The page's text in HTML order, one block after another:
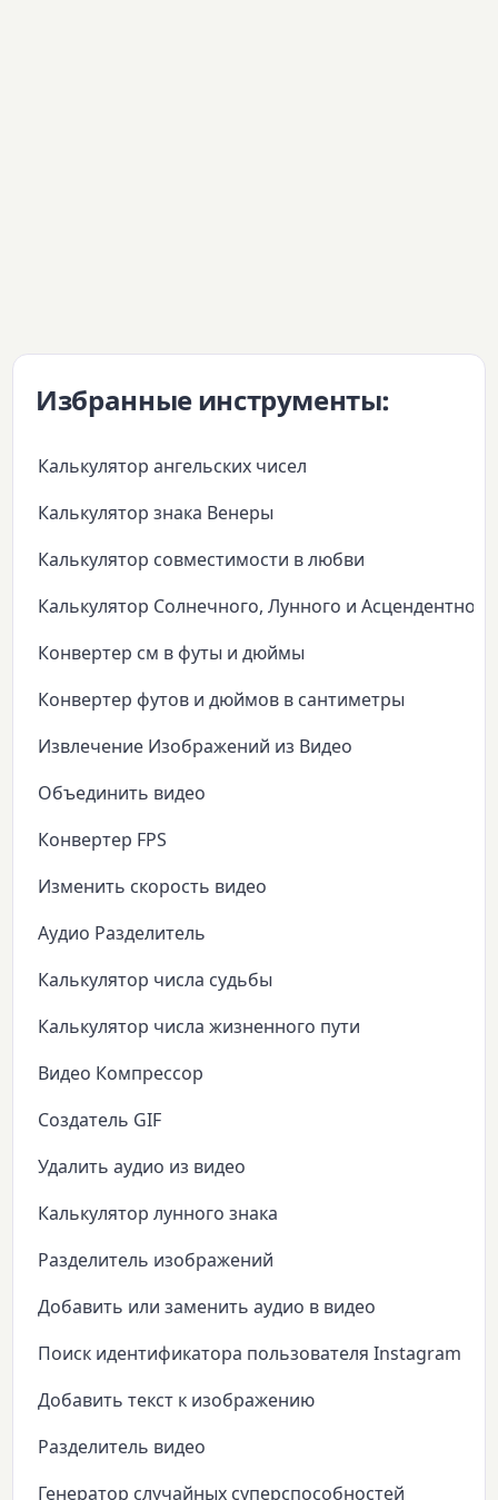
Избранные инструменты:
Калькулятор ангельских чисел
Калькулятор знака Венеры
Калькулятор совместимости в любви
Калькулятор Солнечного, Лунного и Асцендентного
Конвертер см в футы и дюймы
Конвертер футов и дюймов в сантиметры
Извлечение Изображений из Видео
Объединить видео
Конвертер FPS
Изменить скорость видео
Аудио Разделитель
Калькулятор числа судьбы
Калькулятор числа жизненного пути
Видео Компрессор
Создатель GIF
Удалить аудио из видео
Калькулятор лунного знака
Разделитель изображений
Добавить или заменить аудио в видео
Поиск идентификатора пользователя Instagram
Добавить текст к изображению
Разделитель видео
Генератор случайных суперспособностей